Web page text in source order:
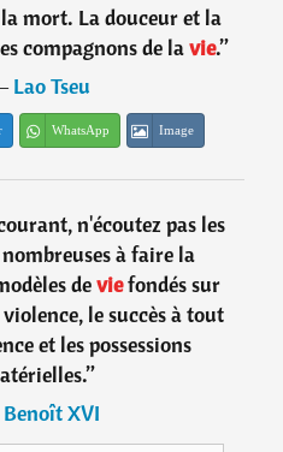
mort. La douceur et la
compagnons de lavie.”
Lao Tseu
WhatsApp Image
n'écoutez pas les
à faire la
deviefondés sur
le succès à tout
et les possessions
”
Benoît XVI